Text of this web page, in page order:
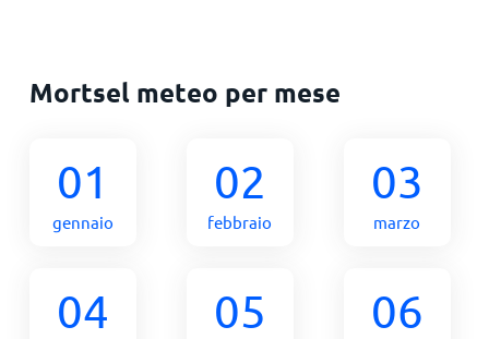
Mortsel meteo per mese
01
gennaio
02
febbraio
03
marzo
04 05 06